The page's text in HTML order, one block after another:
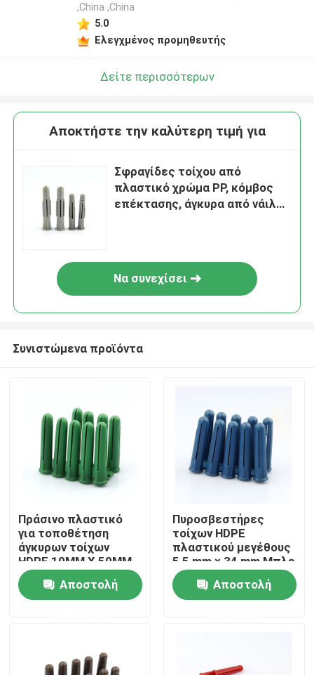
Αρχική Σελίδα
Βίντεο
,China ,China
5.0
Ελεγχμένος προμηθευτής
Δείτε περισσότερων
Αποκτήστε την καλύτερη τιμή για
Σφραγίδες τοίχου από
πλαστικό χρώμα PP, κόμβος
επέκτασης, άγκυρα από νάιλον,
Να συνεχίσει
Συνιστώμενα προϊόντα
Πράσινο πλαστικό
για τοποθέτηση
άγκυρων τοίχων
HDPE 10MM X 50MM
Αποστολή
Πυροσβεστήρες
τοίχων HDPE
πλαστικού μεγέθους
5,5 mm × 34 mm Μπλε
χρώμα ελαφρύ
Αποστολή